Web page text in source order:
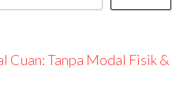
Cuan: Tanpa Modal Fisik &